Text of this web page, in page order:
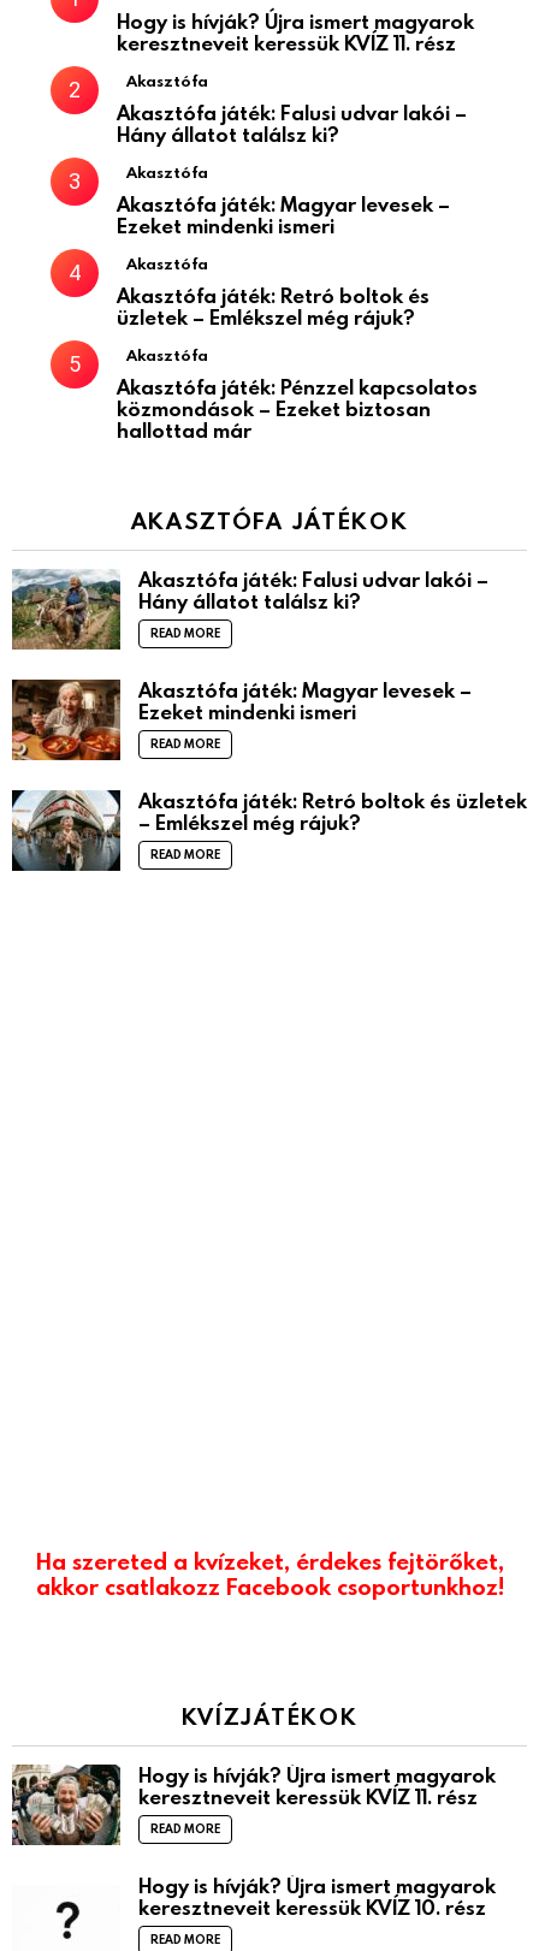
Hogy is hívják? Újra ismert magyarok
keresztneveit keressük KVÍZ 11. rész
Akasztófa
Akasztófa játék: Falusi udvar lakói –
Hány állatot találsz ki?
Akasztófa
Akasztófa játék: Magyar levesek –
Ezeket mindenki ismeri
Akasztófa
Akasztófa játék: Retró boltok és
üzletek – Emlékszel még rájuk?
Akasztófa
Akasztófa játék: Pénzzel kapcsolatos
közmondások – Ezeket biztosan
hallottad már
AKASZTÓFA JÁTÉKOK
Akasztófa játék: Falusi udvar lakói –
Hány állatot találsz ki?
READ MORE
Akasztófa játék: Magyar levesek –
Ezeket mindenki ismeri
READ MORE
Akasztófa játék: Retró boltok és üzletek
– Emlékszel még rájuk?
READ MORE
Ha szereted a kvízeket, érdekes fejtörőket,
akkor csatlakozz Facebook csoportunkhoz!
KVÍZJÁTÉKOK
Hogy is hívják? Újra ismert magyarok
keresztneveit keressük KVÍZ 11. rész
READ MORE
Hogy is hívják? Újra ismert magyarok
keresztneveit keressük KVÍZ 10. rész
READ MORE